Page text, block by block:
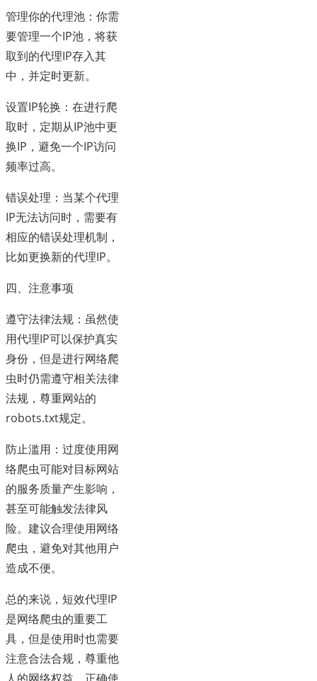
管理你的代理池：你需
要管理一个IP池，将获
取到的代理IP存入其
中，并定时更新。
设置IP轮换：在进行爬
取时，定期从IP池中更
换IP，避免一个IP访问
频率过高。
错误处理：当某个代理
IP无法访问时，需要有
相应的错误处理机制，
比如更换新的代理IP。
四、注意事项
遵守法律法规：虽然使
用代理IP可以保护真实
身份，但是进行网络爬
虫时仍需遵守相关法律
法规，尊重网站的
robots.txt规定。
防止滥用：过度使用网
络爬虫可能对目标网站
的服务质量产生影响，
甚至可能触发法律风
险。建议合理使用网络
爬虫，避免对其他用户
造成不便。
总的来说，短效代理IP
是网络爬虫的重要工
具，但是使用时也需要
注意合法合规，尊重他